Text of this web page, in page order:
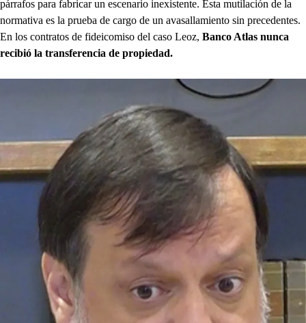
párrafos para fabricar un escenario inexistente. Esta mutilación de la
normativa es la prueba de cargo de un avasallamiento sin precedentes.
En los contratos de fideicomiso del caso Leoz, Banco Atlas nunca
recibió la transferencia de propiedad.